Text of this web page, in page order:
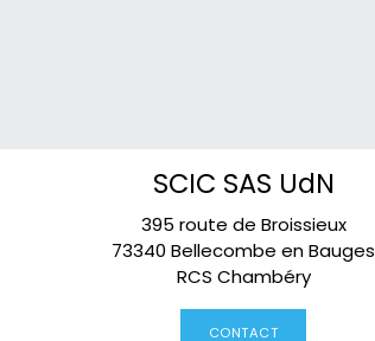
SCIC SAS UdN
395 route de Broissieux
73340 Bellecombe en Bauges
RCS Chambéry
CONTACT